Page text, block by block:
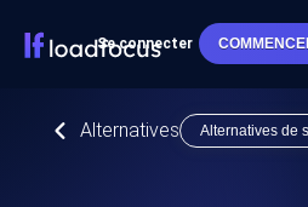
Se connecter
Alternatives Alternatives de